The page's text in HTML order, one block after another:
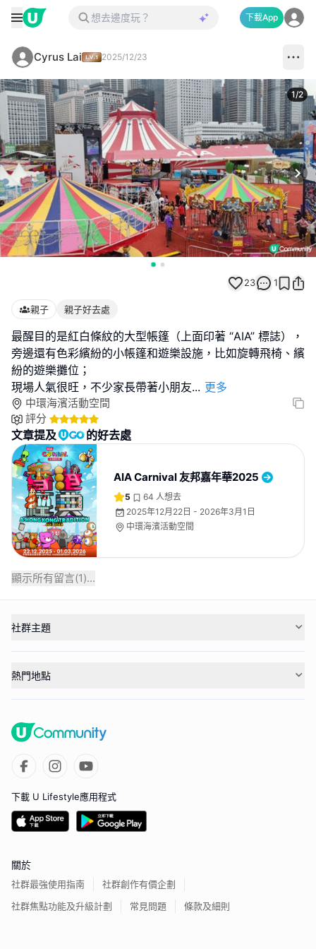
下載App
Cyrus Lai 2025/12/23
1/2
23 1
親子 親子好去處
最醒目的是紅白條紋的大型帳篷（上面印著 “AIA” 標誌），
旁邊還有色彩繽紛的小帳篷和遊樂設施，比如旋轉飛椅、繽
紛的遊樂攤位；
現場人氣很旺，不少家長帶著小朋友... 更多
中環海濱活動空間
評分
文章提及 的好去處
AIA Carnival 友邦嘉年華2025
5 64 人想去
2025年12月22日 - 2026年3月1日
中環海濱活動空間
顯示所有留言(1)...
社群主題
熱門地點
下載 U Lifestyle應用程式
關於
社群最強使用指南
社群創作有價企劃
社群焦點功能及升級計劃
常見問題 條款及細則